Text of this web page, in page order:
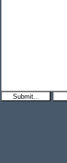
Submit...